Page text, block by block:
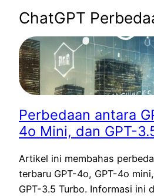
ChatGPT
Perbedaan antara
4o Mini, dan GPT-
Artikel ini membahas
terbaru GPT-4o, GPT-4o
GPT-3.5 Turbo. Informasi ini